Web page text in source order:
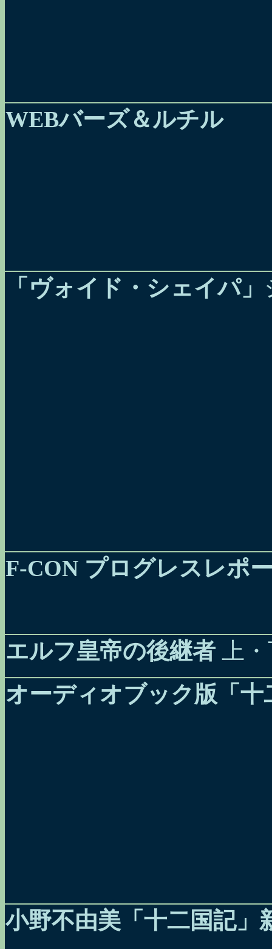
WEBバーズ＆ルチル
「ヴォイド・シェイパ」
F-CON プログレスレポ
エルフ皇帝の後継者 上
オーディオブック版「
小野不由美「十二国記」